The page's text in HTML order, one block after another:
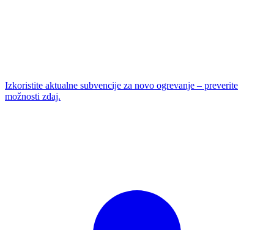
Izkoristite aktualne subvencije za novo ogrevanje – preverite
možnosti zdaj.